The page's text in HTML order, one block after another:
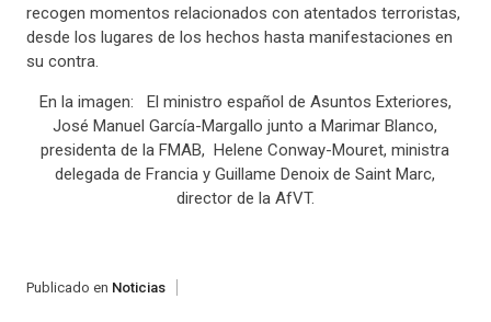
recogen momentos relacionados con atentados terroristas,
desde los lugares de los hechos hasta manifestaciones en
su contra.
En la imagen:
El ministro español de Asuntos Exteriores,
José Manuel García-Margallojunto a Marimar Blanco,
presidenta de la FMAB, Helene Conway-Mouret, ministra
delegada de Francia y Guillame Denoix de SaintMarc,
director de la AfVT.
Publicado en Noticias